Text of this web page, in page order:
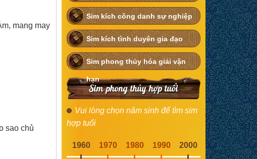
mang may
sao chủ
Sim kích công danh sự nghiệp
Sim kích tình duyên gia đạo
Sim phong thủy hóa giải vận
hạn
Sim phong thủy hợp tuổi
Vui lòng chọn năm sinh để tìm sim
hợp tuổi
1960 1970 1980 1990 2000